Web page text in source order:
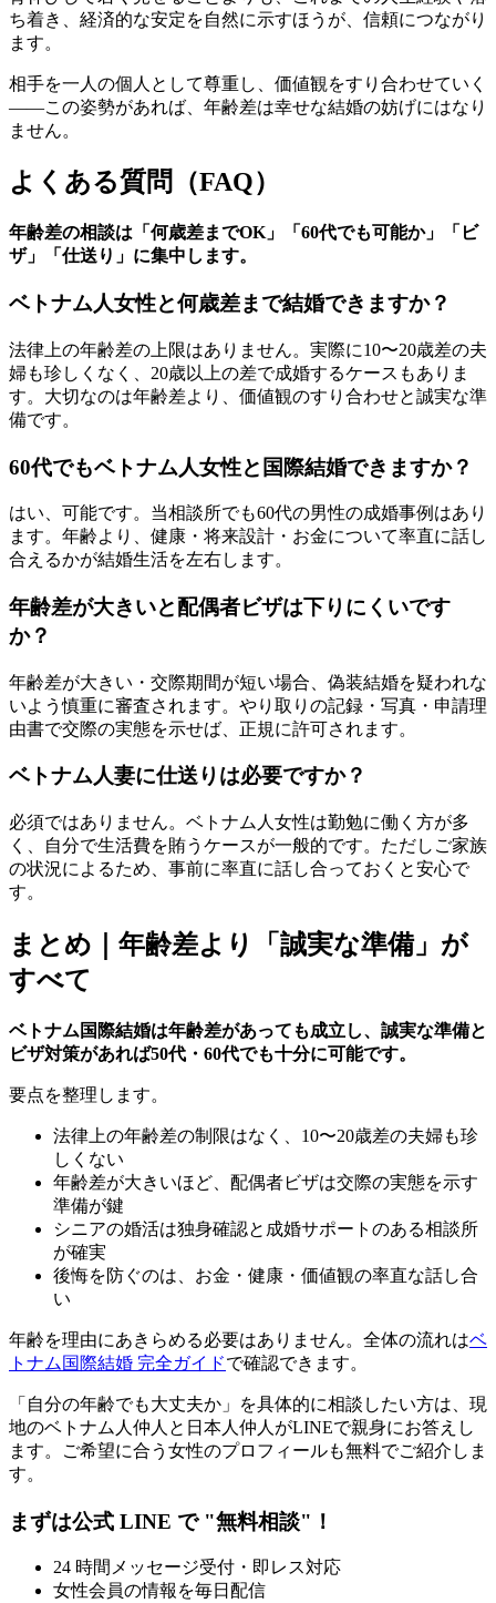
ち着き、経済的な安定を自然に示すほうが、信頼につながり
ます。
相手を一人の個人として尊重し、価値観をすり合わせていく
――この姿勢があれば、年齢差は幸せな結婚の妨げにはなり
ません。
よくある質問（FAQ）
年齢差の相談は「何歳差までOK」「60代でも可能か」「ビ
ザ」「仕送り」に集中します。
ベトナム人女性と何歳差まで結婚できますか？
法律上の年齢差の上限はありません。実際に10〜20歳差の夫
婦も珍しくなく、20歳以上の差で成婚するケースもありま
す。大切なのは年齢差より、価値観のすり合わせと誠実な準
備です。
60代でもベトナム人女性と国際結婚できますか？
はい、可能です。当相談所でも60代の男性の成婚事例はあり
ます。年齢より、健康・将来設計・お金について率直に話し
合えるかが結婚生活を左右します。
年齢差が大きいと配偶者ビザは下りにくいです
か？
年齢差が大きい・交際期間が短い場合、偽装結婚を疑われな
いよう慎重に審査されます。やり取りの記録・写真・申請理
由書で交際の実態を示せば、正規に許可されます。
ベトナム人妻に仕送りは必要ですか？
必須ではありません。ベトナム人女性は勤勉に働く方が多
く、自分で生活費を賄うケースが一般的です。ただしご家族
の状況によるため、事前に率直に話し合っておくと安心で
す。
まとめ｜年齢差より「誠実な準備」が
すべて
ベトナム国際結婚は年齢差があっても成立し、誠実な準備と
ビザ対策があれば50代・60代でも十分に可能です。
要点を整理します。
法律上の年齢差の制限はなく、10〜20歳差の夫婦も珍
しくない
年齢差が大きいほど、配偶者ビザは交際の実態を示す
準備が鍵
シニアの婚活は独身確認と成婚サポートのある相談所
が確実
後悔を防ぐのは、お金・健康・価値観の率直な話し合
い
年齢を理由にあきらめる必要はありません。全体の流れはベ
トナム国際結婚 完全ガイドで確認できます。
「自分の年齢でも大丈夫か」を具体的に相談したい方は、現
地のベトナム人仲人と日本人仲人がLINEで親身にお答えし
ます。ご希望に合う女性のプロフィールも無料でご紹介しま
す。
まずは公式 LINE で "無料相談"！
24 時間メッセージ受付・即レス対応
女性会員の情報を毎日配信